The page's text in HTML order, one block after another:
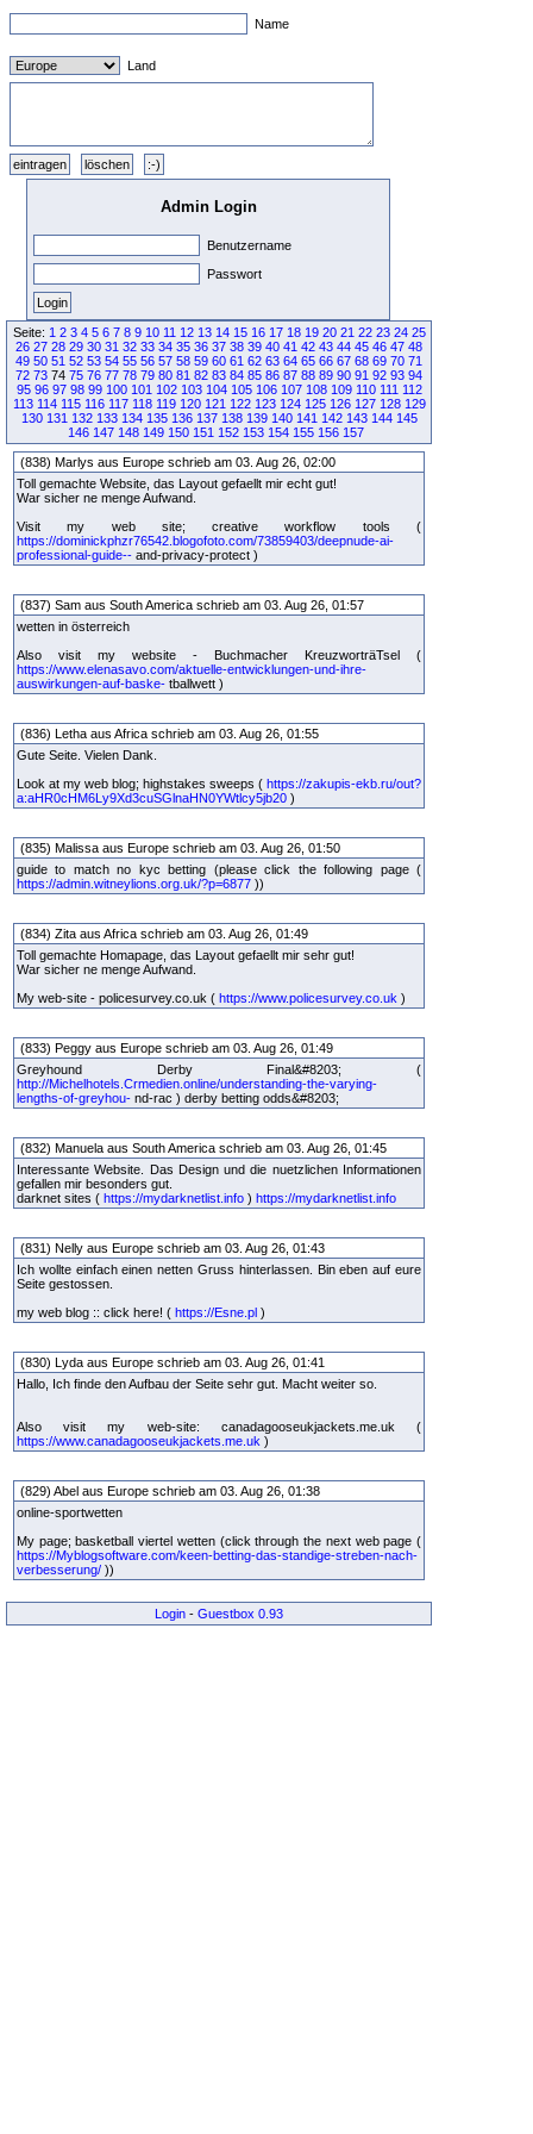
Name
Land
Admin Login
Benutzername
Passwort
Seite: 1 2 3 4 5 6 7 8 9 10 11 12 13 14 15 16 17 18 19 20 21 22 23 24 25
26 27 28 29 30 31 32 33 34 35 36 37 38 39 40 41 42 43 44 45 46 47 48
49 50 51 52 53 54 55 56 57 58 59 60 61 62 63 64 65 66 67 68 69 70 71
72 73 74 75 76 77 78 79 80 81 82 83 84 85 86 87 88 89 90 91 92 93 94
95 96 97 98 99 100 101 102 103 104 105 106 107 108 109 110 111 112
113 114 115 116 117 118 119 120 121 122 123 124 125 126 127 128 129
130 131 132 133 134 135 136 137 138 139 140 141 142 143 144 145
146 147 148 149 150 151 152 153 154 155 156 157
(838) Marlys aus Europe schrieb am 03. Aug 26, 02:00
Toll gemachte Website, das Layout gefaellt mir echt gut!
War sicher ne menge Aufwand.
Visit my web site; creative workflow tools (
https://dominickphzr76542.blogofoto.com/73859403/deepnude-ai-
professional-guide-- and-privacy-protect )
(837) Sam aus South America schrieb am 03. Aug 26, 01:57
wetten in österreich
Also visit my website - Buchmacher KreuzworträTsel (
https://www.elenasavo.com/aktuelle-entwicklungen-und-ihre-
auswirkungen-auf-baske- tballwett )
(836) Letha aus Africa schrieb am 03. Aug 26, 01:55
Gute Seite. Vielen Dank.
Look at my web blog; highstakes sweeps ( https://zakupis-ekb.ru/out?
a:aHR0cHM6Ly9Xd3cuSGlnaHN0YWtlcy5jb20 )
(835) Malissa aus Europe schrieb am 03. Aug 26, 01:50
guide to match no kyc betting (please click the following page (
https://admin.witneylions.org.uk/?p=6877 ))
(834) Zita aus Africa schrieb am 03. Aug 26, 01:49
Toll gemachte Homapage, das Layout gefaellt mir sehr gut!
War sicher ne menge Aufwand.
My web-site - policesurvey.co.uk ( https://www.policesurvey.co.uk )
(833) Peggy aus Europe schrieb am 03. Aug 26, 01:49
Greyhound Derby Final&#8203; (
http://Michelhotels.Crmedien.online/understanding-the-varying-
lengths-of-greyhou- nd-rac ) derby betting odds&#8203;
(832) Manuela aus South America schrieb am 03. Aug 26, 01:45
Interessante Website. Das Design und die nuetzlichen Informationen
gefallen mir besonders gut.
darknet sites ( https://mydarknetlist.info ) https://mydarknetlist.info
(831) Nelly aus Europe schrieb am 03. Aug 26, 01:43
Ich wollte einfach einen netten Gruss hinterlassen. Bin eben auf eure
Seite gestossen.
my web blog :: click here! ( https://Esne.pl )
(830) Lyda aus Europe schrieb am 03. Aug 26, 01:41
Hallo, Ich finde den Aufbau der Seite sehr gut. Macht weiter so.
Also visit my web-site: canadagooseukjackets.me.uk (
https://www.canadagooseukjackets.me.uk )
(829) Abel aus Europe schrieb am 03. Aug 26, 01:38
online-sportwetten
My page; basketball viertel wetten (click through the next web page (
https://Myblogsoftware.com/keen-betting-das-standige-streben-nach-
verbesserung/ ))
Login - Guestbox 0.93